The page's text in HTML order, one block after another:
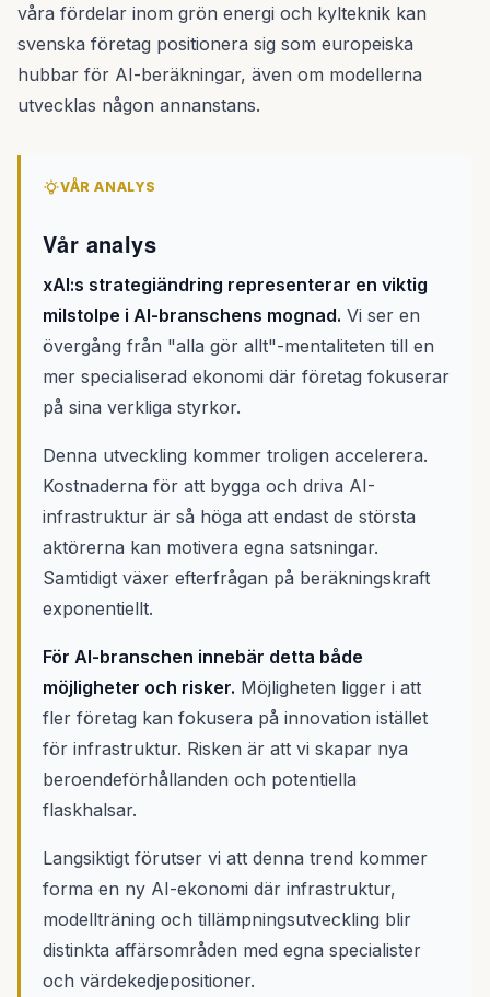
våra fördelar inom grön energi och kylteknik kan
svenska företag positionera sig som europeiska
hubbar för AI-beräkningar, även om modellerna
utvecklas någon annanstans.
VÅR ANALYS
Vår analys
xAI:s strategiändring representerar en viktig
milstolpe i AI-branschens mognad. Vi ser en
övergång från "alla gör allt"-mentaliteten till en
mer specialiserad ekonomi där företag fokuserar
på sina verkliga styrkor.
Denna utveckling kommer troligen accelerera.
Kostnaderna för att bygga och driva AI-
infrastruktur är så höga att endast de största
aktörerna kan motivera egna satsningar.
Samtidigt växer efterfrågan på beräkningskraft
exponentiellt.
För AI-branschen innebär detta både
möjligheter och risker. Möjligheten ligger i att
fler företag kan fokusera på innovation istället
för infrastruktur. Risken är att vi skapar nya
beroendeförhållanden och potentiella
flaskhalsar.
Langsiktigt förutser vi att denna trend kommer
forma en ny AI-ekonomi där infrastruktur,
modellträning och tillämpningsutveckling blir
distinkta affärsområden med egna specialister
och värdekedjepositioner.